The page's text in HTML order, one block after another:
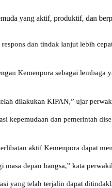
yang aktif, produktif, dan
dan tindak lanjut lebih
Kemenpora sebagai lembaga
dilakukan KIPAN,” ujar
kepemudaan dan pemerintah
aktif Kemenpora dapat
masa depan bangsa,” kata
yang telah terjalin dapat